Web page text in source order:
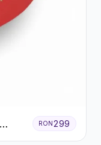
RON299